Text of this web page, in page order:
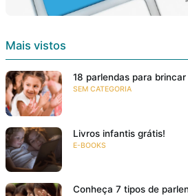
Mais vistos
18 parlendas para
SEM CATEGORIA
Livros infantis grátis!
E-BOOKS
Conheça 7 tipos de